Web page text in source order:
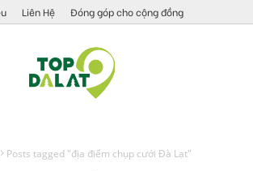
Liên Hệ Đóng góp cho cộng đồng
Posts tagged "địa điểm chụp cưới Đà Lạt"